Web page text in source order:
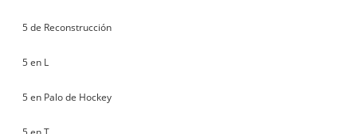
5 de Reconstrucción
5 en L
5 en Palo de Hockey